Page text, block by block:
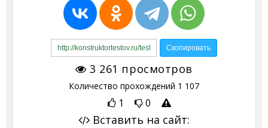
3 261 просмотров
Количество прохождений 1 107
1 0
Вставить на сайт: